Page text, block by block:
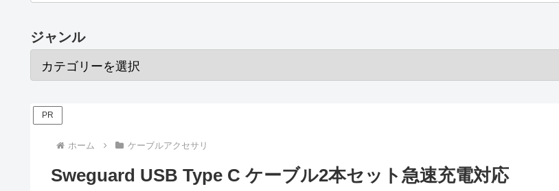
ジャンル
PR
ホーム ケーブルアクセサリ
Sweguard USB Type C ケーブル2本セット急速充電対応